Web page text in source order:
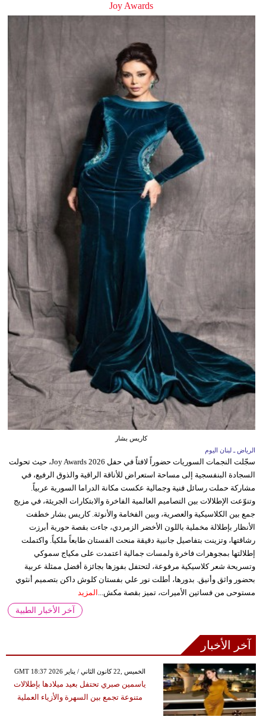
Joy Awards
كاريس بشار
الرياض ـ لبنان اليوم
سجّلت النجمات السوريات حضوراً لافتاً في حفل Joy Awards 2026، حيث تحولت
السجادة البنفسجية إلى مساحة استعراض للأناقة الراقية والذوق الرفيع، في
مشاركة حملت رسائل فنية وجمالية عكست مكانة الدراما السورية عربياً.
وتنوّعت الإطلالات بين التصاميم العالمية الفاخرة والابتكارات الجريئة، في مزيج
جمع بين الكلاسيكية والعصرية، وبين الفخامة والأنوثة. كاريس بشار خطفت
الأنظار بإطلالة مخملية باللون الأخضر الزمردي، جاءت بقصة حورية أبرزت
رشاقتها، وتزينت بتفاصيل جانبية دقيقة منحت الفستان طابعاً ملكياً. واكتملت
إطلالتها بمجوهرات فاخرة ولمسات جمالية اعتمدت على مكياج سموكي
وتسريحة شعر كلاسيكية مرفوعة، لتحتفل بفوزها بجائزة أفضل ممثلة عربية
بحضور واثق وأنيق. بدورها، أطلت نور علي بفستان كلوش داكن بتصميم أنثوي
مستوحى من فساتين الأميرات، تميز بقصة مكش... المزيد
آخر الأخبار الطبية
آخر الأخبار
GMT 18:37 2026 الخميس ,22 كانون الثاني / يناير
ياسمين صبري تحتفل بعيد ميلادها بإطلالات
متنوعة تجمع بين السهرة والأزياء العملية